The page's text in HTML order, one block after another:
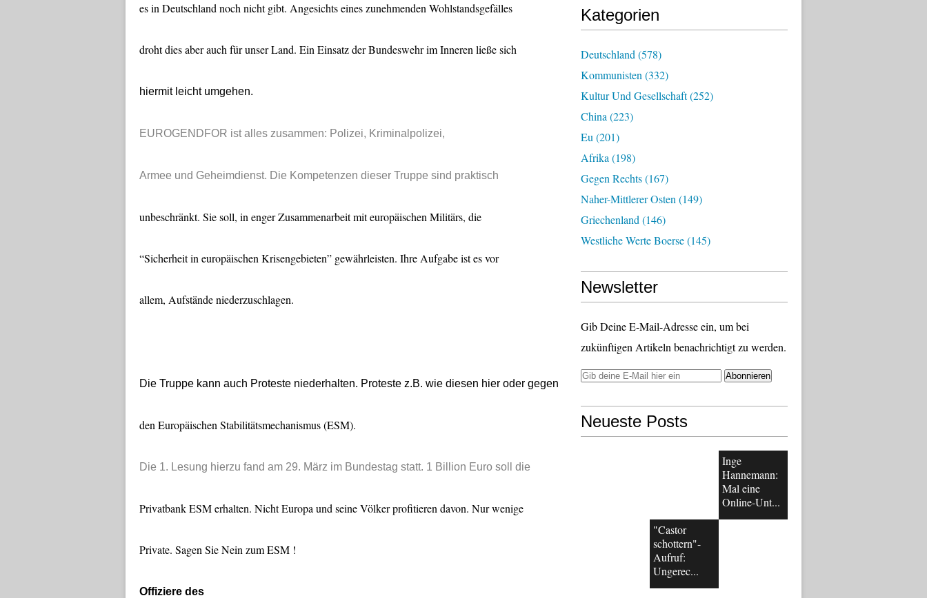
es in Deutschland noch nicht gibt. Angesichts eines zunehmenden Wohlstandsgefälles
droht dies aber auch für unser Land. Ein Einsatz der Bundeswehr im Inneren ließe sich
hiermit leicht umgehen.
EUROGENDFOR ist alles zusammen: Polizei, Kriminalpolizei,
Armee und Geheimdienst. Die Kompetenzen dieser Truppe sind praktisch
unbeschränkt. Sie soll, in enger Zusammenarbeit mit europäischen Militärs, die
“Sicherheit in europäischen Krisengebieten” gewährleisten. Ihre Aufgabe ist es vor
allem, Aufstände niederzuschlagen.
Die Truppe kann auch Proteste niederhalten. Proteste z.B. wie diesen hier oder gegen
den Europäischen Stabilitätsmechanismus (ESM).
Die 1. Lesung hierzu fand am 29. März im Bundestag statt. 1 Billion Euro soll die
Privatbank ESM erhalten. Nicht Europa und seine Völker profitieren davon. Nur wenige
Private. Sagen Sie Nein zum ESM !
Offiziere des
Kategorien
Deutschland (578)
Kommunisten (332)
Kultur Und Gesellschaft(252)
China (223)
Eu (201)
Afrika (198)
Gegen Rechts(167)
Naher-Mittlerer Osten (149)
Griechenland (146)
Westliche Werte Boerse(145)
Newsletter
Gib Deine E-Mail-Adresse ein, um bei
zukünftigen Artikeln benachrichtigt zu werden.
Neueste Posts
Inge
Hannemann:
Mal eine
Online-Unt...
"Castor
schottern"-
Aufruf:
Ungerec...